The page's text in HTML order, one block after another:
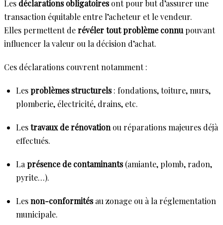
Les déclarations obligatoiresont pour but d’assurer une
transaction équitable entre l’acheteur et le vendeur.
Elles permettent derévéler tout problème connu pouvant
influencer la valeur ou la décision d’achat.
Ces déclarations couvrent notamment :
Lesproblèmes structurels: fondations, toiture, murs,
plomberie, électricité, drains, etc.
Lestravaux de rénovation ou réparations majeures déjà
effectués.
La présence de contaminants(amiante, plomb, radon,
pyrite…).
Lesnon-conformitésau zonage ou à la réglementation
municipale.